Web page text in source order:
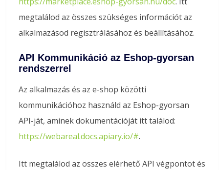
megtalálod az összes szükséges információt az
alkalmazásod regisztrálásához és beállításához.
API Kommunikáció az Eshop-gyorsan
rendszerrel
Az alkalmazás és az e-shop közötti
kommunikációhoz használd az Eshop-gyorsan
API-ját, aminek dokumentációját itt találod:
https://webareal.docs.apiary.io/#.
Itt megtalálod az összes elérhető API végpontot és